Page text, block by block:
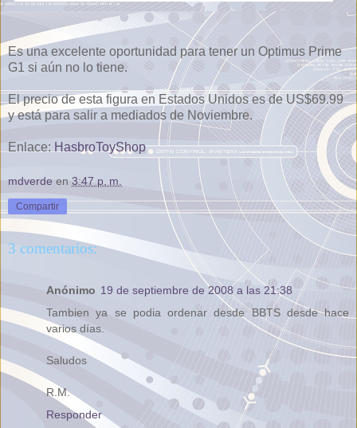
Es una excelente oportunidad para tener un Optimus Prime
G1 si aún no lo tiene.
El precio de esta figura en Estados Unidos es de US$69.99
y está para salir a mediados de Noviembre.
Enlace: HasbroToyShop
mdverde en 3:47 p. m.
Compartir
3 comentarios:
Anónimo 19 de septiembre de 2008 a las 21:38
Tambien ya se podia ordenar desde BBTS desde hace
varios días.
Saludos
R.M.
Responder